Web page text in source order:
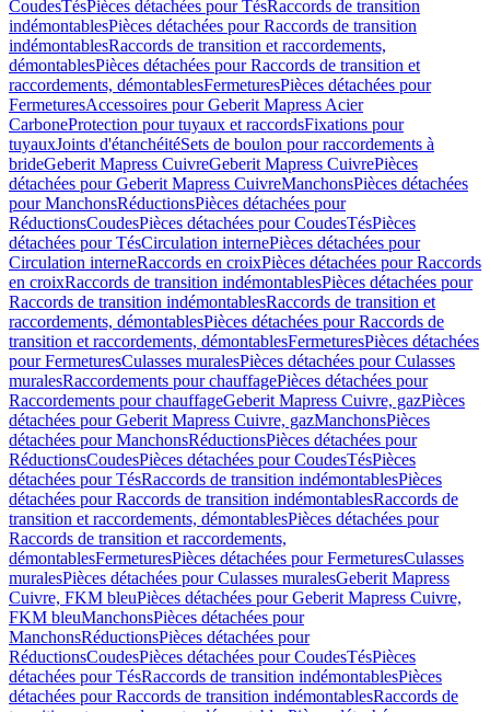
CoudesTésPièces détachées pour TésRaccords de transition
indémontablesPièces détachées pour Raccords de transition
indémontablesRaccords de transition et raccordements,
démontablesPièces détachées pour Raccords de transition et
raccordements, démontablesFermeturesPièces détachées pour
FermeturesAccessoires pour Geberit Mapress Acier
CarboneProtection pour tuyaux et raccordsFixations pour
tuyauxJoints d'étanchéitéSets de boulon pour raccordements à
brideGeberit Mapress CuivreGeberit Mapress CuivrePièces
détachées pour Geberit Mapress CuivreManchonsPièces détachées
pour ManchonsRéductionsPièces détachées pour
RéductionsCoudesPièces détachées pour CoudesTésPièces
détachées pour TésCirculation internePièces détachées pour
Circulation interneRaccords en croixPièces détachées pour Raccords
en croixRaccords de transition indémontablesPièces détachées pour
Raccords de transition indémontablesRaccords de transition et
raccordements, démontablesPièces détachées pour Raccords de
transition et raccordements, démontablesFermeturesPièces détachées
pour FermeturesCulasses muralesPièces détachées pour Culasses
muralesRaccordements pour chauffagePièces détachées pour
Raccordements pour chauffageGeberit Mapress Cuivre, gazPièces
détachées pour Geberit Mapress Cuivre, gazManchonsPièces
détachées pour ManchonsRéductionsPièces détachées pour
RéductionsCoudesPièces détachées pour CoudesTésPièces
détachées pour TésRaccords de transition indémontablesPièces
détachées pour Raccords de transition indémontablesRaccords de
transition et raccordements, démontablesPièces détachées pour
Raccords de transition et raccordements,
démontablesFermeturesPièces détachées pour FermeturesCulasses
muralesPièces détachées pour Culasses muralesGeberit Mapress
Cuivre, FKM bleuPièces détachées pour Geberit Mapress Cuivre,
FKM bleuManchonsPièces détachées pour
ManchonsRéductionsPièces détachées pour
RéductionsCoudesPièces détachées pour CoudesTésPièces
détachées pour TésRaccords de transition indémontablesPièces
détachées pour Raccords de transition indémontablesRaccords de